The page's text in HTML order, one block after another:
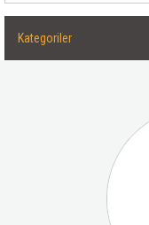
Kategoriler